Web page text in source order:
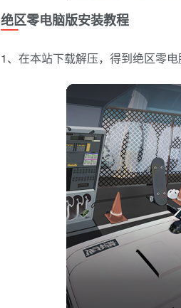
绝区零电脑版安装教程
1、在本站下载解压，得到绝区零